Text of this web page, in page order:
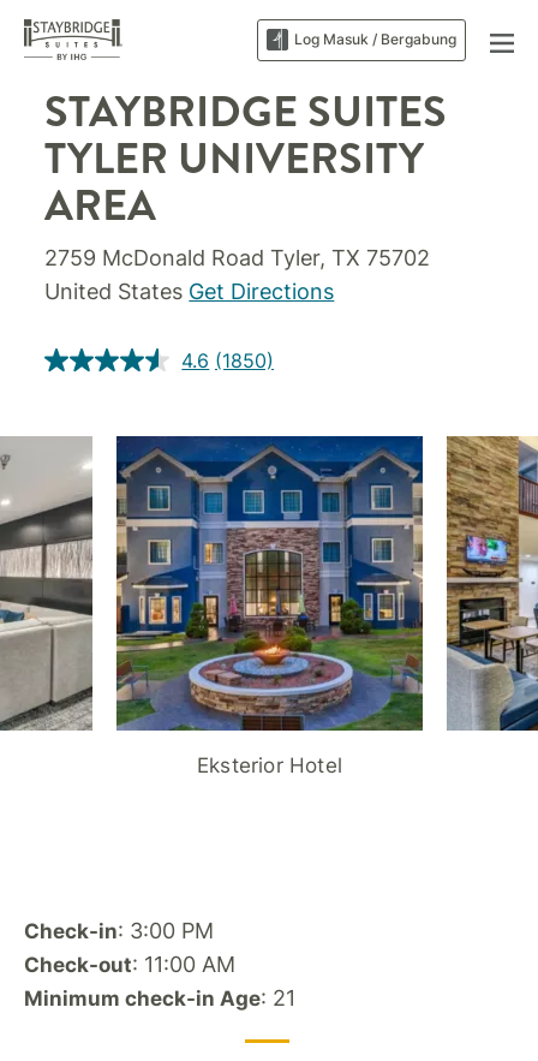
Log Masuk / Bergabung
STAYBRIDGE SUITES
TYLER UNIVERSITY
AREA
2759 McDonald Road Tyler, TX 75702
United States Get Directions
4.6 (1850)
Eksterior Hotel
Check-in: 3:00 PM
Check-out: 11:00 AM
Minimum check-in Age: 21